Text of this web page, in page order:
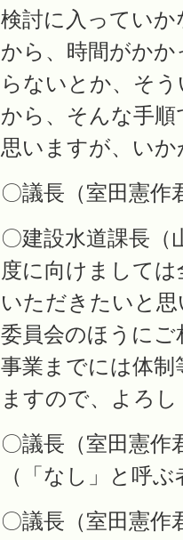
検討に入ってい
から、時間がか
らないとか、そ
から、そんな手
思いますが、い
〇議長（室田憲
〇建設水道課長
度に向けまして
いただきたいと
委員会のほうに
事業までには体
ますので、よろ
〇議長（室田憲
（「なし」と呼
〇議長（室田憲